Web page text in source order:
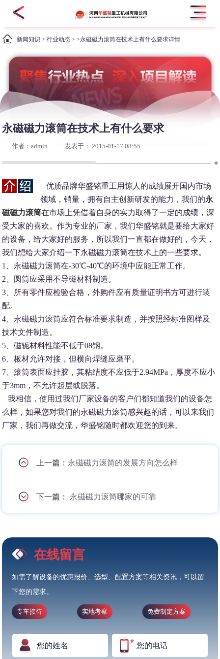
新闻知识 >行业动态 > >永磁磁力滚筒在技术上有什么要求详情
永磁磁力滚筒在技术上有什么要求
作者：admin 发表于： 2015-01-17 08:55
优质品牌华盛铭重工用惊人的成绩展开国内市场
领域，销量，拥有自主创新研发的能力，我们的永
磁磁力滚筒在市场上凭借着自身的实力取得了一定的成绩，深
受大家的喜欢。作为专业的厂家，我们华盛铭就是要给大家好
的设备，给大家好的服务，所以我们一直都在做好的，今天，
我们想给大家介绍一下永磁磁力滚筒在技术上的一些要求。
1、永磁磁力滚筒在-30℃-40℃的环境中应能正常工作。
2、圆筒应采用不导磁材料制造。
3、所有零件应检验合格，外购件应有质量证明书方可进行装
配。
4、永磁磁力滚筒应符合标准要求制造，并按照经标准图样及
技术文件制造。
5、磁轭材料性能不低于08钢。
6、板材允许对接，但横向焊缝应磨平。
7、滚筒表面应挂胶，其粘结度不应低于2.94MPa，厚度不应小
于3mm，不允许起层或脱落。
我相信，使用过我们厂家设备的客户们都知道我们的设备怎
么样，如果您对我们的永磁磁力滚筒感兴趣的话，可以来我们
厂家，我们再做交流，华盛铭随时都欢迎您的到来。
上一篇： 永磁磁力滚筒的发展方向怎么样
下一篇： 永磁磁力滚筒哪家的可靠
在线留言
如需了解设备的优惠报价、选型、配置方案等相关资讯，可以留
下您的需求。
专车接待 实地考察 免费制定方案